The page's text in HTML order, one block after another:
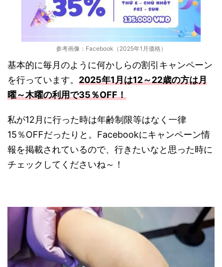
参考画像：Facebook（2025年1月価格）
基本的に毎月のように何かしらの割引キャンペーン
を行っています。 2025年1月は12～22歳の方は月
曜～木曜の利用で35％OFF！
私が12月に行った時は年齢制限等はなく一律
15％OFFだったりと。Facebookにキャンペーン情
報を掲載されているので、行きたいなと思った時に
チェックしてくださいね～！